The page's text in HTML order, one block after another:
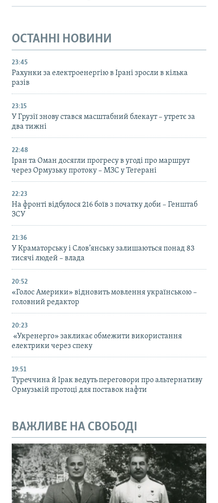
ОСТАННІ НОВИНИ
23:45
Рахунки за електроенергію в Ірані зросли в кілька
разів
23:15
У Грузії знову стався масштабний блекаут – утретє за
два тижні
22:48
Іран та Оман досягли прогресу в угоді про маршрут
через Ормузьку протоку – МЗС у Тегерані
22:23
На фронті відбулося 216 боїв з початку доби – Генштаб
ЗСУ
21:36
У Краматорську і Слов’янську залишаються понад 83
тисячі людей – влада
20:52
«Голос Америки» відновить мовлення українською –
головний редактор
20:23
«Укренерго» закликає обмежити використання
електрики через спеку
19:51
Туреччина й Ірак ведуть переговори про альтернативу
Ормузькій протоці для поставок нафти
ВАЖЛИВЕ НА СВОБОДІ